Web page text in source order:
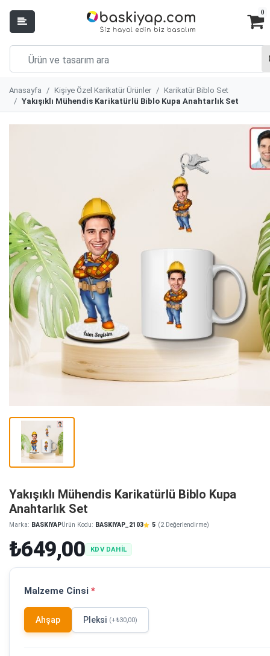
0
Anasayfa Kişiye Özel Karikatür Ürünler
Karikatür Biblo Set
Yakışıklı Mühendis Karikatürlü Biblo Kupa Anahtarlık Set
Yakışıklı Mühendis Karikatürlü Biblo Kupa
Anahtarlık Set
Marka: BASKIYAPÜrün Kodu: BASKIYAP_2103 5 (2 Değerlendirme)
₺649,00 KDV DAHİL
Malzeme Cinsi *
Ahşap Pleksi (+₺30,00)